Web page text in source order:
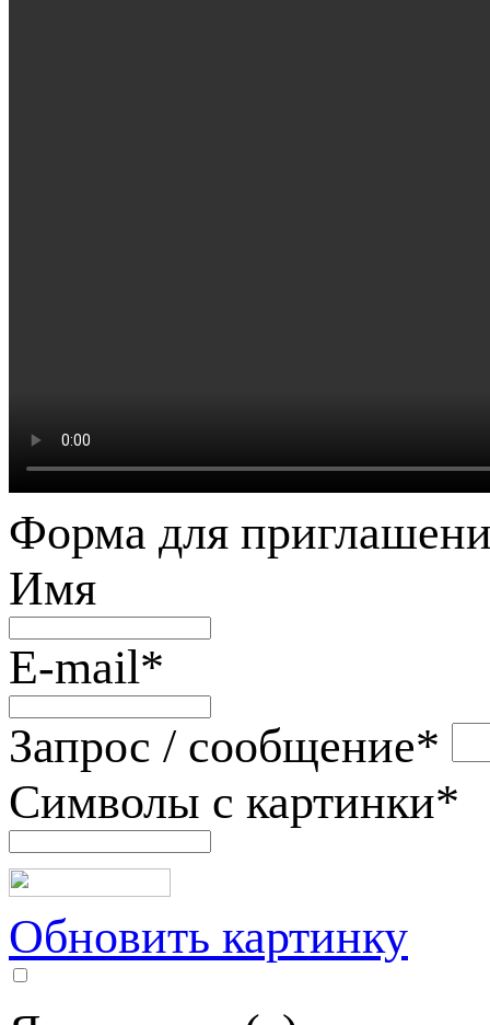
Форма для
Имя
E-mail*
Запрос / сообщение*
Символы с картинки*
Обновить картинку